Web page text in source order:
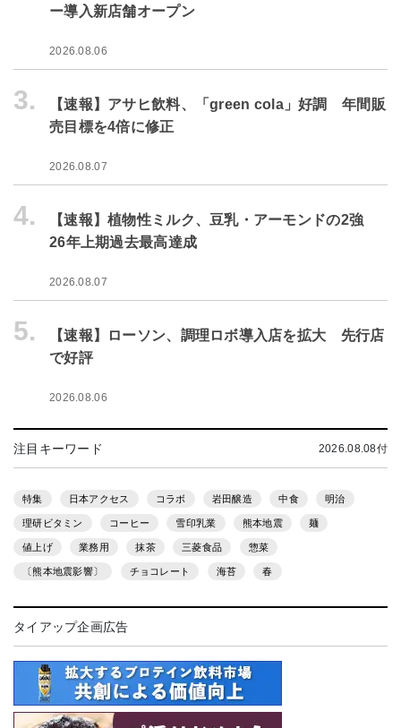
ー導入新店舗オープン
2026.08.06
3.
【速報】アサヒ飲料、「green cola」好調 年間販
売目標を4倍に修正
2026.08.07
4.
【速報】植物性ミルク、豆乳・アーモンドの2強
26年上期過去最高達成
2026.08.07
5.
【速報】ローソン、調理ロボ導入店を拡大 先行店
で好評
2026.08.06
注目キーワード 2026.08.08付
特集 日本アクセス コラボ 岩田醸造 中食 明治
理研ビタミン コーヒー 雪印乳業 熊本地震 麺
値上げ 業務用 抹茶 三菱食品 惣菜
〔熊本地震影響〕 チョコレート 海苔 春
タイアップ企画広告